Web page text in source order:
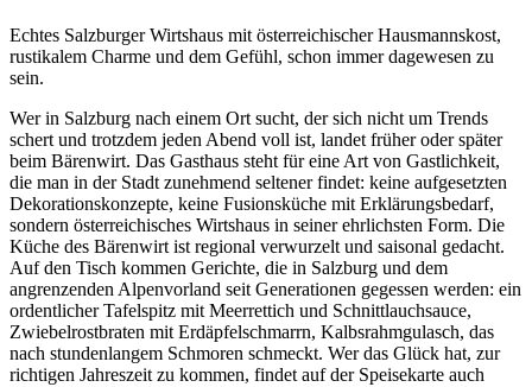
Echtes Salzburger Wirtshaus mit österreichischer Hausmannskost,
rustikalem Charme und dem Gefühl, schon immer dagewesen zu
sein.
Wer in Salzburg nach einem Ort sucht, der sich nicht um Trends
schert und trotzdem jeden Abend voll ist, landet früher oder später
beim Bärenwirt. Das Gasthaus steht für eine Art von Gastlichkeit,
die man in der Stadt zunehmend seltener findet: keine aufgesetzten
Dekorationskonzepte, keine Fusionsküche mit Erklärungsbedarf,
sondern österreichisches Wirtshaus in seiner ehrlichsten Form. Die
Küche des Bärenwirt ist regional verwurzelt und saisonal gedacht.
Auf den Tisch kommen Gerichte, die in Salzburg und dem
angrenzenden Alpenvorland seit Generationen gegessen werden: ein
ordentlicher Tafelspitz mit Meerrettich und Schnittlauchsauce,
Zwiebelrostbraten mit Erdäpfelschmarrn, Kalbsrahmgulasch, das
nach stundenlangem Schmoren schmeckt. Wer das Glück hat, zur
richtigen Jahreszeit zu kommen, findet auf der Speisekarte auch